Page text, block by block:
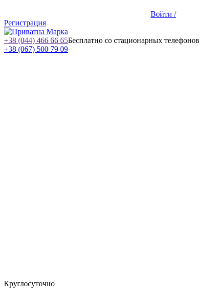
Войти /
Регистрация
+38 (044) 466 66 65Бесплатно со стационарных телефонов
+38 (067) 500 79 09
Круглосуточно